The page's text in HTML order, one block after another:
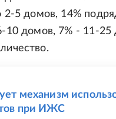
2-5 домов, 14%
10 домов, 7% - 11-25
механизм
при ИЖС